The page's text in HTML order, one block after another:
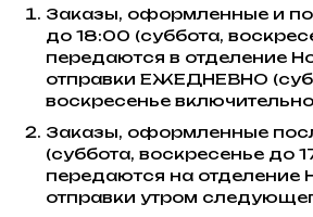
Заказы, оформленные и
до 18:00 (суббота,
передаются в отделение
отправки ЕЖЕДНЕВНО
воскресенье
Заказы, оформленные
(суббота, воскресенье до
передаются на отделение
отправки утром